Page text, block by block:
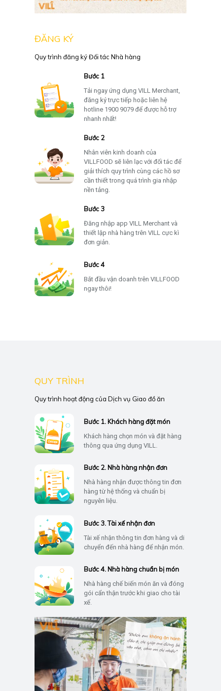
ĐĂNG KÝ
Quy trình đăng ký Đối tác Nhà hàng
Bước 1
Tải ngay ứng dụng VILL Merchant,
đăng ký trực tiếp hoặc liên hệ
hotline 1900 9079 để được hỗ trợ
nhanh nhất!
Bước 2
Nhân viên kinh doanh của
VILLFOOD sẽ liên lạc với đối tác để
giải thích quy trình cùng các hồ sơ
cần thiết trong quá trình gia nhập
nền tảng.
Bước 3
Đăng nhập app VILL Merchant và
thiết lập nhà hàng trên VILL cực kì
đơn giản.
Bước 4
Bắt đầu vận doanh trên VILLFOOD
ngay thôi!
QUY TRÌNH
Quy trình hoạt động của Dịch vụ Giao đồ ăn
Bước 1. Khách hàng đặt món
Khách hàng chọn món và đặt hàng
thông qua ứng dụng VILL.
Bước 2. Nhà hàng nhận đơn
Nhà hàng nhận được thông tin đơn
hàng từ hệ thống và chuẩn bị
nguyên liệu.
Bước 3. Tài xế nhận đơn
Tài xế nhận thông tin đơn hàng và di
chuyển đến nhà hàng để nhận món.
Bước 4. Nhà hàng chuẩn bị món
Nhà hàng chế biến món ăn và đóng
gói cẩn thận trước khi giao cho tài
xế.